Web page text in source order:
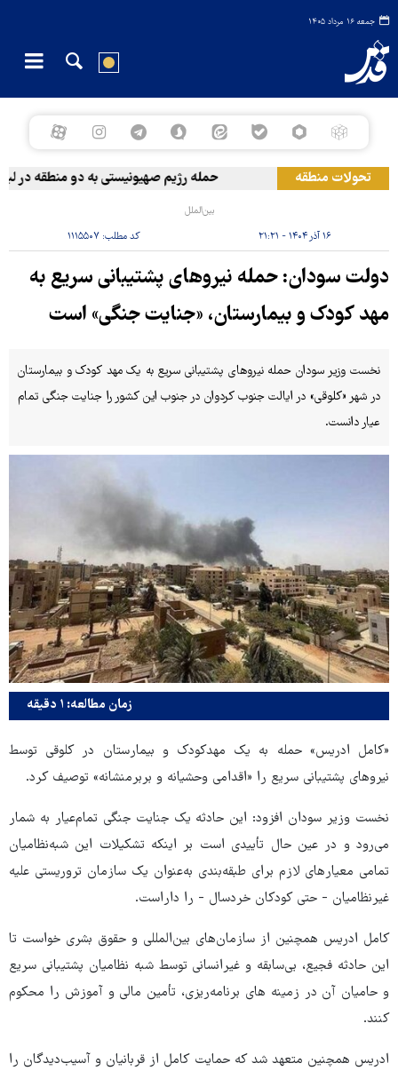
جمعه ۱۶ مرداد ۱۴۰۵
تحولات منطقه حمله رژیم صهیونیستی به دو منطقه در لبنان
بین‌الملل
۱۶ آذر ۱۴۰۴ - ۲۱:۲۱ کد مطلب: ۱۱۱۵۵۰۷
دولت سودان: حمله نیروهای پشتیبانی سریع به
مهد کودک و بیمارستان، «جنایت جنگی» است
نخست وزیر سودان حمله نیروهای پشتیبانی سریع به یک مهد کودک و بیمارستان
در شهر «کلوقی» در ایالت جنوب کردوان در جنوب این کشور را جنایت جنگی تمام
عیار دانست.
زمان مطالعه: ۱ دقیقه
«کامل ادریس» حمله به یک مهدکودک و بیمارستان در کلوقی توسط
نیروهای پشتیبانی سریع را «اقدامی وحشیانه و بربرمنشانه» توصیف کرد.
نخست وزیر سودان افزود: این حادثه یک جنایت جنگی تمام‌عیار به شمار
می‌رود و در عین حال تأییدی است بر اینکه تشکیلات این شبه‌نظامیان
تمامی معیارهای لازم برای طبقه‌بندی به‌عنوان یک سازمان تروریستی علیه
غیرنظامیان - حتی کودکان خردسال - را داراست.
کامل ادریس همچنین از سازمان‌های بین‌المللی و حقوق بشری خواست تا
این حادثه فجیع، بی‌سابقه و غیرانسانی توسط شبه نظامیان پشتیبانی سریع
و حامیان آن در زمینه های برنامه‌ریزی، تأمین مالی و آموزش را محکوم
کنند.
ادریس همچنین متعهد شد که حمایت کامل از قربانیان و آسیب‌دیدگان را